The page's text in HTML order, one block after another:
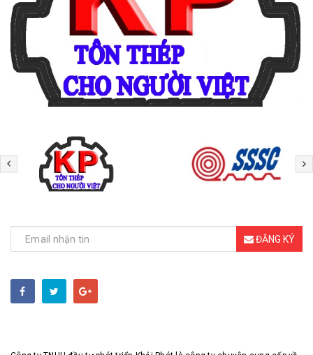
ĐĂNG KÝ